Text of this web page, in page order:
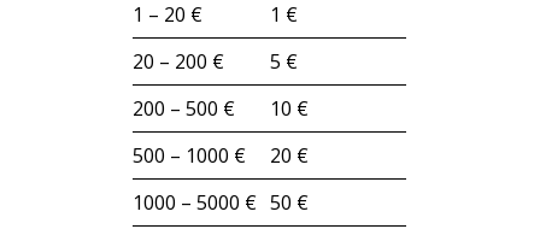
1 – 20 €
1 €
20 – 200 €
5 €
200 – 500 €
10 €
500 – 1000 €
20 €
1000 – 5000 € 50 €